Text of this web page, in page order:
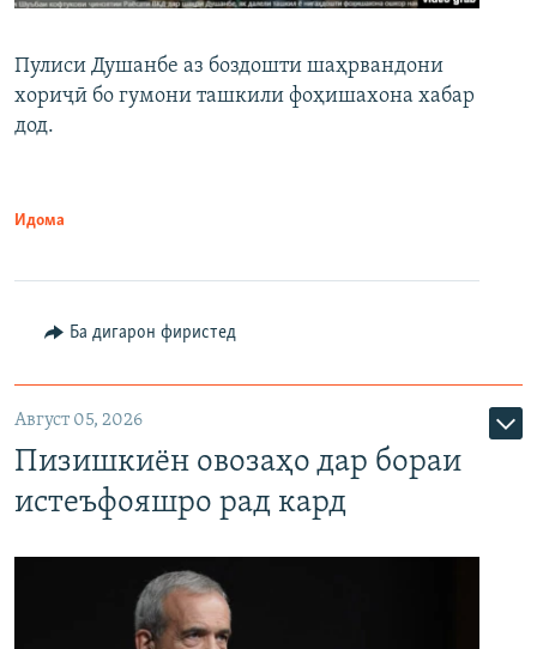
Пулиси Душанбе аз боздошти шаҳрвандони
хориҷӣ бо гумони ташкили фоҳишахона хабар
дод.
Идома
Ба дигарон фиристед
Август 05, 2026
Пизишкиён овозаҳо дар бораи
истеъфояшро рад кард